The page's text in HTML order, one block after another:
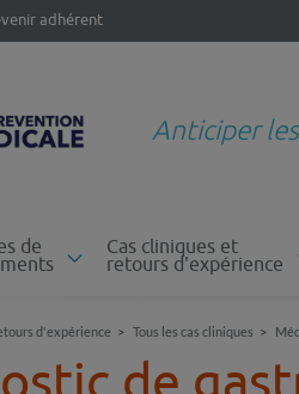
adhérent
Anticiper
de Cas cliniques et
retours d'expérience
d'expérience Tous les cas cliniques